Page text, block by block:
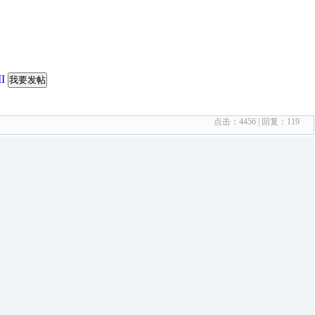
我要发帖
点击： 4456 | 回复： 119